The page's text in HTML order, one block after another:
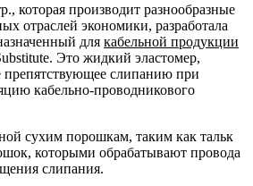
которая производит разнообразные
отраслей экономики, разработала
для кабельной продукции
Это жидкий эластомер,
слипанию при
кабельно-проводникового
сухим порошкам, таким как тальк
которыми обрабатывают провода
слипания.